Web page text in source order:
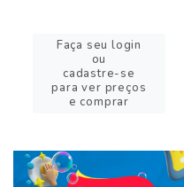
Faça seu login
ou
cadastre-se
para ver preços
e comprar